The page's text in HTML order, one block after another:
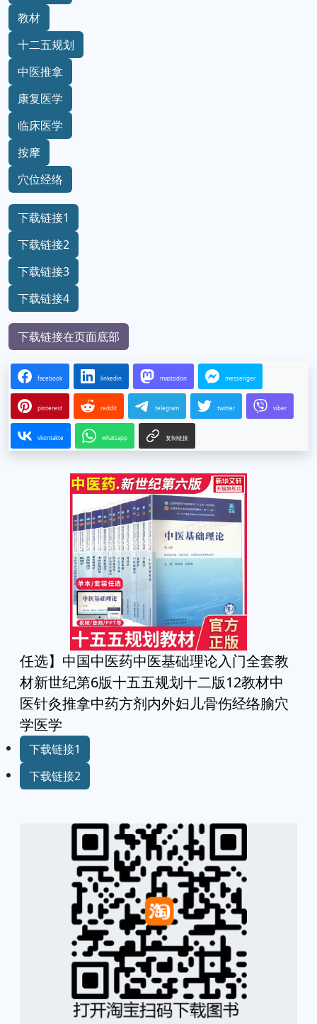
教材
十二五规划
中医推拿
康复医学
临床医学
按摩
穴位经络
下载链接1
下载链接2
下载链接3
下载链接4
下载链接在页面底部
facebook linkedin mastodon messenger
pinterest reddit telegram twitter viber
vkontakte whatsapp 复制链接
任选】中国中医药中医基础理论入门全套教
材新世纪第6版十五五规划十二版12教材中
医针灸推拿中药方剂内外妇儿骨伤经络腧穴
学医学
下载链接1
下载链接2